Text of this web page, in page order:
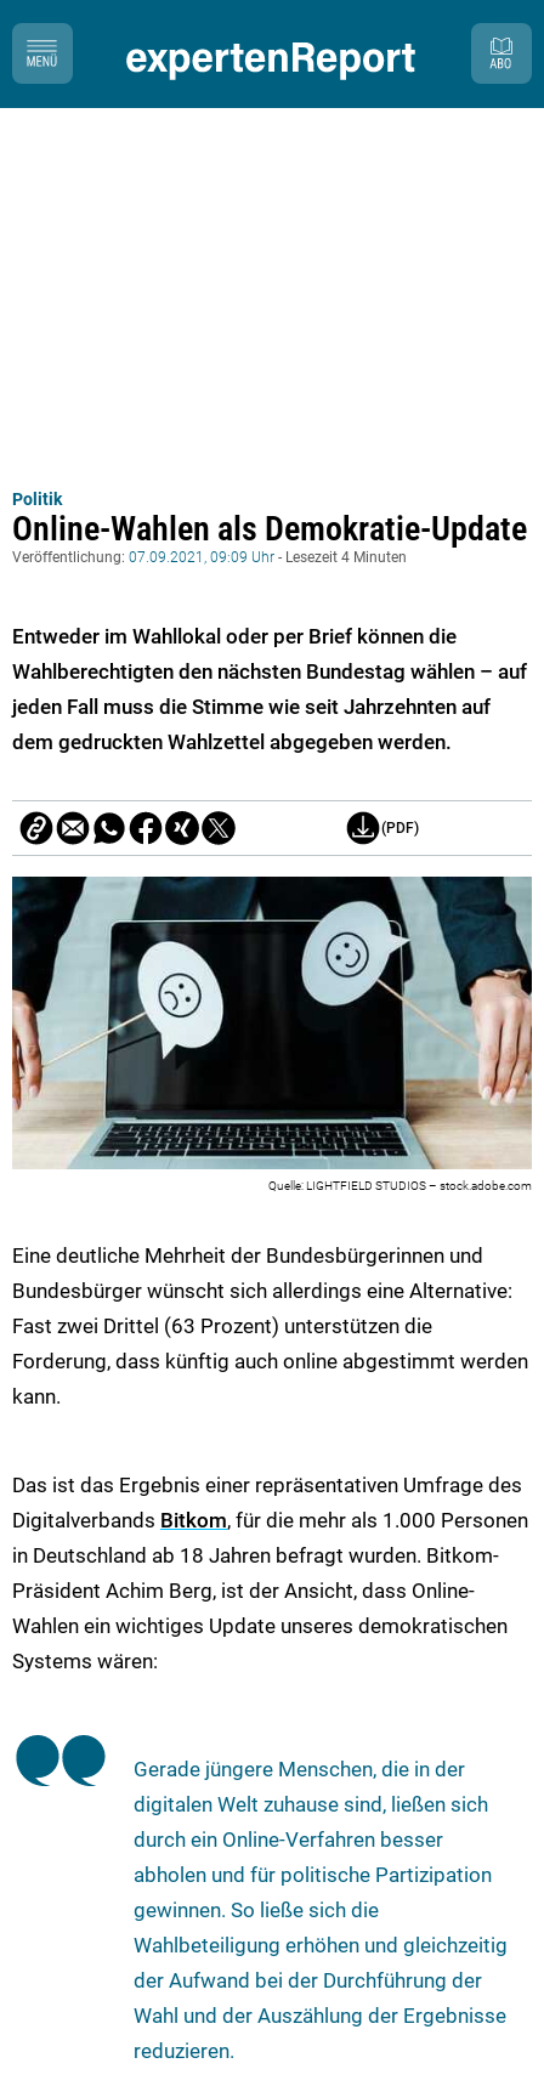
Politik
Online-Wahlen als Demokratie-Update
Veröffentlichung: 07.09.2021, 09:09 Uhr - Lesezeit 4 Minuten
Entweder im Wahllokal oder per Brief können die
Wahlberechtigten den nächsten Bundestag wählen – auf
jeden Fall muss die Stimme wie seit Jahrzehnten auf
dem gedruckten Wahlzettel abgegeben werden.
(PDF)
LIGHTFIELD STUDIOS – stock.adobe.com
Eine deutliche Mehrheit der Bundesbürgerinnen und
Bundesbürger wünscht sich allerdings eine Alternative:
Fast zwei Drittel (63 Prozent) unterstützen die
Forderung, dass künftig auch online abgestimmt werden
kann.
Das ist das Ergebnis einer repräsentativen Umfrage des
Digitalverbands Bitkom, für die mehr als 1.000 Personen
in Deutschland ab 18 Jahren befragt wurden. Bitkom-
Präsident Achim Berg, ist der Ansicht, dass Online-
Wahlen ein wichtiges Update unseres demokratischen
Systems wären:
Gerade jüngere Menschen, die in der
digitalen Welt zuhause sind, ließen sich
durch ein Online-Verfahren besser
abholen und für politische Partizipation
gewinnen. So ließe sich die
Wahlbeteiligung erhöhen und gleichzeitig
der Aufwand bei der Durchführung der
Wahl und der Auszählung der Ergebnisse
reduzieren.